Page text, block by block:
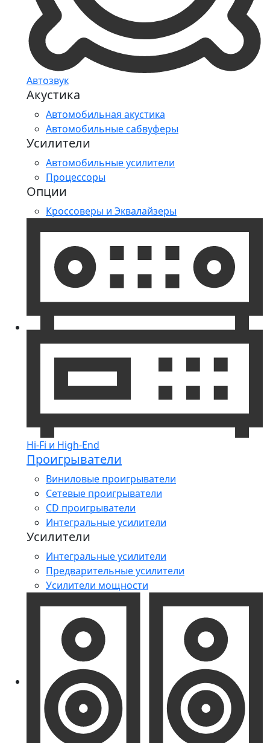
Автозвук
Акустика
Автомобильная акустика
Автомобильные сабвуферы
Усилители
Автомобильные усилители
Процессоры
Опции
Кроссоверы и Эквалайзеры
Hi-Fi и High-End
Проигрыватели
Виниловые проигрыватели
Сетевые проигрыватели
CD проигрыватели
Интегральные усилители
Усилители
Интегральные усилители
Предварительные усилители
Усилители мощности